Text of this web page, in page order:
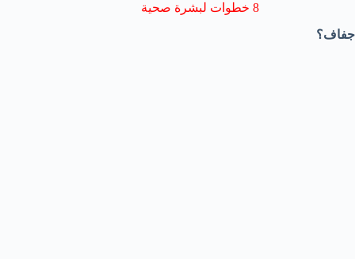
8 خطوات لبشرة صحية
جفاف؟